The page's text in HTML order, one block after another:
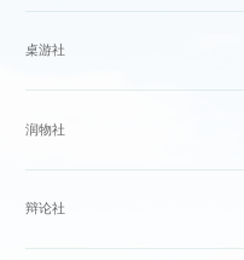
桌游社
润物社
辩论社